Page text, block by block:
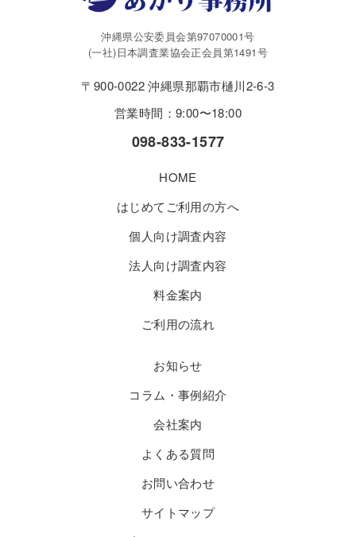
沖縄県公安委員会第97070001号
(一社)日本調査業協会正会員第1491号
〒900-0022 沖縄県那覇市樋川2-6-3
営業時間：9:00〜18:00
098-833-1577
HOME
はじめてご利用の方へ
個人向け調査内容
法人向け調査内容
料金案内
ご利用の流れ
お知らせ
コラム・事例紹介
会社案内
よくある質問
お問い合わせ
サイトマップ